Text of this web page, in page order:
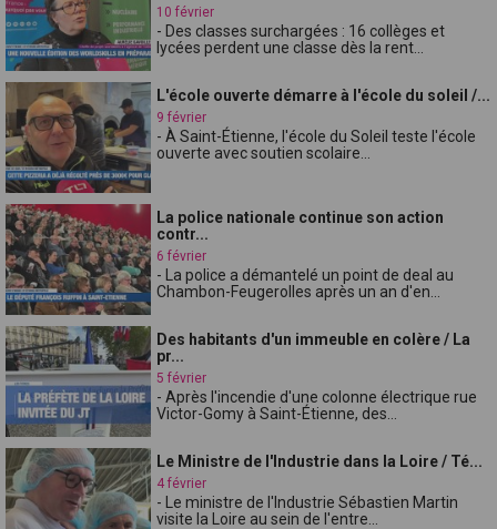
10 février
- Des classes surchargées : 16 collèges et
lycées perdent une classe dès la rent...
L'école ouverte démarre à l'école du soleil /...
9 février
- À Saint-Étienne, l'école du Soleil teste l'école
ouverte avec soutien scolaire...
La police nationale continue son action
contr...
6 février
- La police a démantelé un point de deal au
Chambon-Feugerolles après un an d'en...
Des habitants d'un immeuble en colère / La
pr...
5 février
- Après l'incendie d'une colonne électrique rue
Victor-Gomy à Saint-Étienne, des...
Le Ministre de l'Industrie dans la Loire / Té...
4 février
- Le ministre de l'Industrie Sébastien Martin
visite la Loire au sein de l'entre...